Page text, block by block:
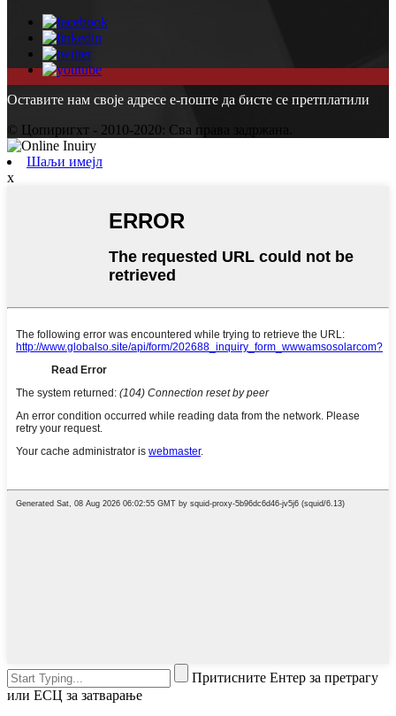
Оставите нам своје адресе е-поште да бисте се претплатили
© Цопиригхт - 2010-2020: Сва права задржана.
Шаљи имејл
x
Притисните Ентер за претрагу
или ЕСЦ за затварање